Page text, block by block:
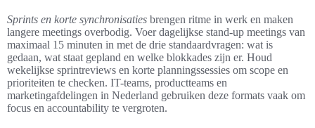
Sprints en korte synchronisaties brengen ritme in werk en maken
langere meetings overbodig. Voer dagelijkse stand-up meetings van
maximaal 15 minuten in met de drie standaardvragen: wat is
gedaan, wat staat gepland en welke blokkades zijn er. Houd
wekelijkse sprintreviews en korte planningssessies om scope en
prioriteiten te checken. IT-teams, productteams en
marketingafdelingen in Nederland gebruiken deze formats vaak om
focus en accountability te vergroten.